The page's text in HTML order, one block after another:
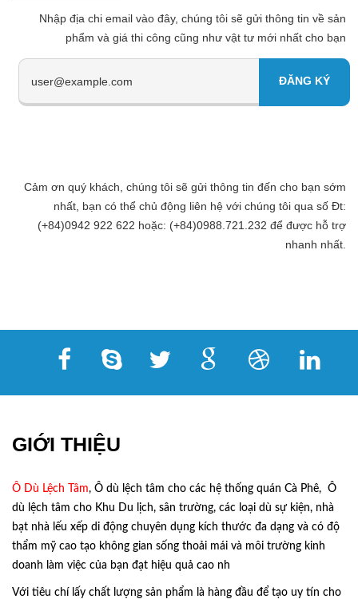
Nhập địa chi email vào đây, chúng tôi sẽ gửi thông tin về sản
phẩm và giá thi công cũng như vật tư mới nhất cho bạn
Cảm ơn quý khách, chúng tôi sẽ gửi thông tin đến cho bạn sớm
nhất, bạn có thể chủ động liên hệ với chúng tôi qua số Đt:
(+84)0942 922 622 hoặc: (+84)0988.721.232 để được hỗ trợ
nhanh nhất.
GIỚI THIỆU
Ô Dù Lệch Tâm, Ô dù lệch tâm cho các hệ thống quán Cà Phê, Ô
dù lệch tâm cho Khu Du lịch, sân trường, các loại dù sự kiện, nhà
bạt nhà lếu xếp di động chuyên dụng kích thước đa dạng và có độ
thẩm mỹ cao tạo không gian sống thoải mái và môi trường kinh
doanh làm việc của bạn đạt hiệu quả cao nh
Với tiêu chí lấy chất lượng sản phẩm là hàng đầu để tạo uy tín cho